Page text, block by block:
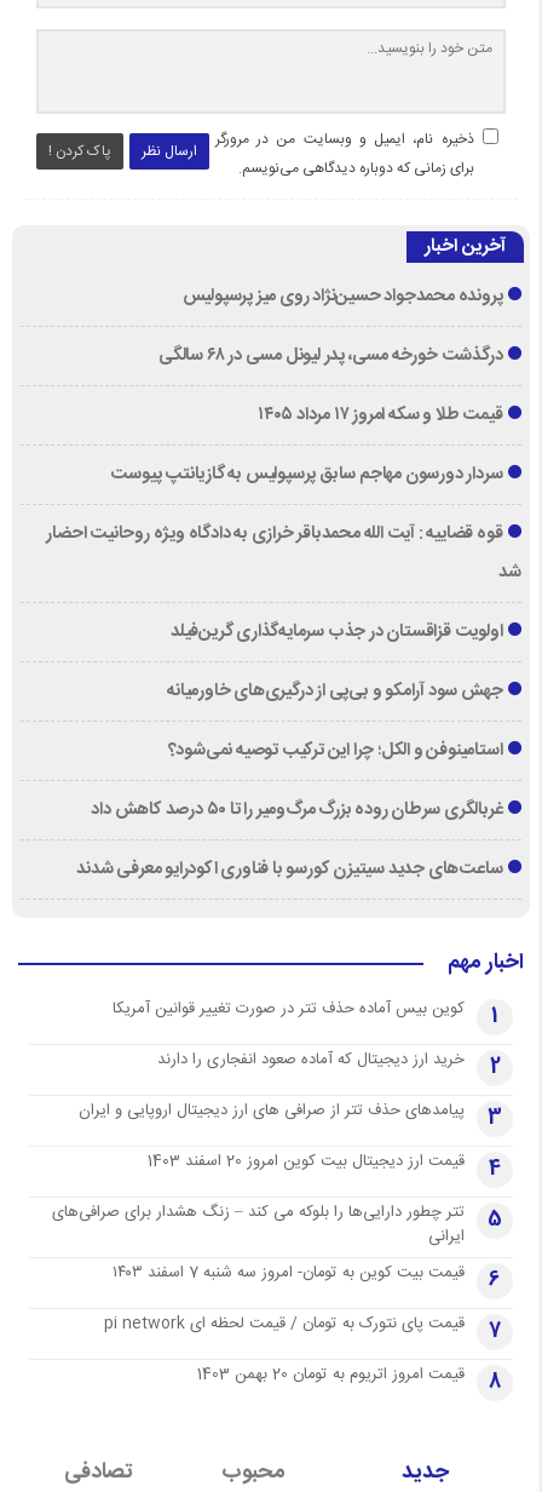
ارسال نظر پاک کردن !
ذخیره نام، ایمیل و وبسایت من در مرورگر
برای زمانی که دوباره دیدگاهی می‌نویسم.
آخرین اخبار
پرونده محمدجواد حسین‌نژاد روی میز پرسپولیس
درگذشت خورخه مسی، پدر لیونل مسی در ۶۸ سالگی
قیمت طلا و سکه امروز ۱۷ مرداد ۱۴۰۵
سردار دورسون مهاجم سابق پرسپولیس به گازیانتپ پیوست
قوه قضاییه : آیت الله محمدباقر خرازی به دادگاه ویژه روحانیت احضار
شد
اولویت قزاقستان در جذب سرمایه‌گذاری گرین‌فیلد
جهش سود آرامکو و بی‌پی از درگیری‌های خاورمیانه
استامینوفن و الکل؛ چرا این ترکیب توصیه نمی‌شود؟
غربالگری سرطان روده بزرگ مرگ‌ومیر را تا ۵۰ درصد کاهش داد
ساعت‌های جدید سیتیزن کورسو با فناوری اکودرایو معرفی شدند
اخبار مهم
1 کوین بیس آماده حذف تتر در صورت تغییر قوانین آمریکا
2 خرید ارز دیجیتال که آماده صعود انفجاری را دارند
3 پیامدهای حذف تتر از صرافی های ارز دیجیتال اروپایی و ایران
4 قیمت ارز دیجیتال بیت کوین امروز 20 اسفند 1403
5
تتر چطور دارایی‌ها را بلوکه می کند – زنگ هشدار برای صرافی‌های
ایرانی
6 قیمت بیت کوین به تومان- امروز سه شنبه 7 اسفند ۱۴۰۳
7 قیمت پای نتورک به تومان / قیمت لحظه ای pi network
8 قیمت امروز اتریوم به تومان 20 بهمن 1403
جدید محبوب تصادفی